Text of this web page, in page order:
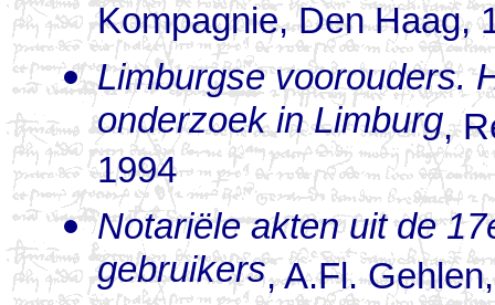
Kompagnie, Den Haag,
Limburgse voorouders.
onderzoek in Limburg,
1994
Notariële akten uit de
gebruikers, A.Fl.